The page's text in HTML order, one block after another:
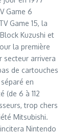
Game 6
Game 15, la
Kuzushi et
la première
secteur arrivera
de cartouches
en
(de 6 à 112
trop chers
Mitsubishi.
Nintendo